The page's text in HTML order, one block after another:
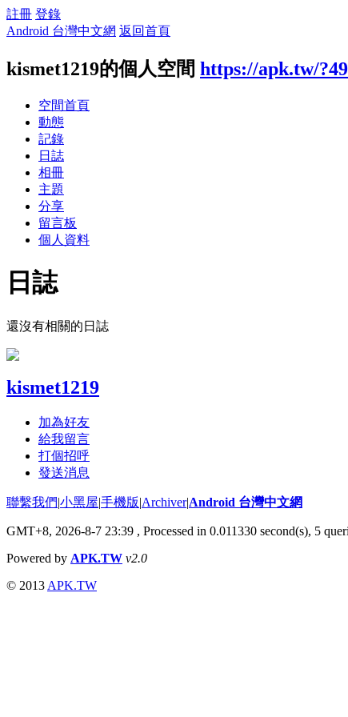
註冊 登錄
Android 台灣中文網 返回首頁
kismet1219的個人空間 https://apk.tw/
空間首頁
動態
記錄
日誌
相冊
主題
分享
留言板
個人資料
日誌
還沒有相關的日誌
kismet1219
加為好友
給我留言
打個招呼
發送消息
聯繫我們|小黑屋|手機版|Archiver|Android 台灣中文網
GMT+8, 2026-8-7 23:39 , Processed in 0.011330 second(s), 5
Powered by APK.TW v2.0
© 2013 APK.TW